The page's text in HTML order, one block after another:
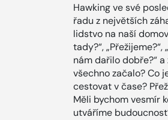
Hawking ve své
řadu z největších
lidstvo na naší
tady?“,
nám dařilo dobře?“
všechno začalo? Co
cestovat v čase?
Měli bychom vesmír
utváříme